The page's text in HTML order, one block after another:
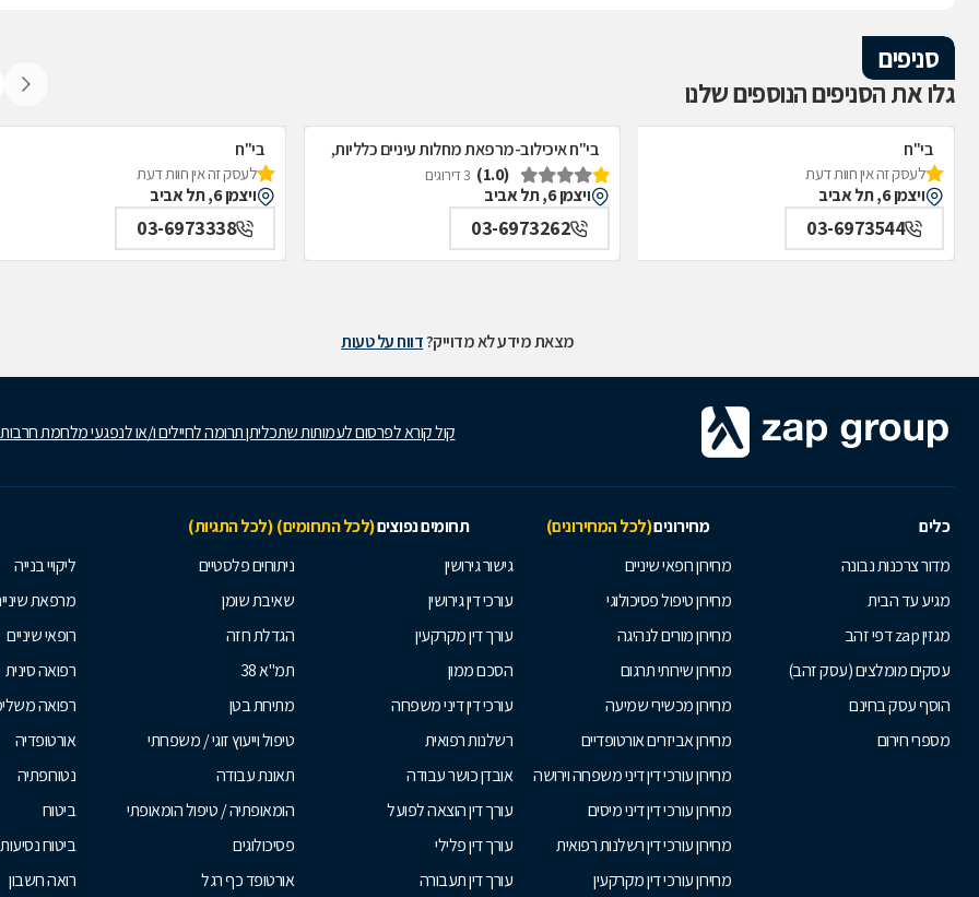
סניפים
גלו את הסניפים הנוספים שלנו
בי"ח
איכילוב-אף,אוזן,גרון,ניתוחי-ראש,צוואר,פה,לסתות-מערך,
תל אביב
לעסק זה אין חוות דעת
ויצמן 6, תל אביב
03-6973544
בי"ח איכילוב-מרפאת מחלות עיניים כלליות,
תל אביב
(1.0) 3 דירוגים
ויצמן 6, תל אביב
03-6973262
בי"ח
איכילוב-אף;אוזן;גרון;ניתוחי-
תל אביב
לעסק זה אין חוות דעת
ויצמן 6, תל אביב
03-6973338
מצאת מידע לא מדוייק?דווח על טעות
קול קורא לפרסום לעמותות שתכליתן תרומה לחיילים ו/או לנפגעי מלחמת
כלים מחירונים(לכל המחירונים) תחומים נפוצים(לכל התחומים) (לכל התגיות)
מדור צרכנות נבונה
מגיע עד הבית
מגזין zap דפי זהב
עסקים מומלצים (עסק זהב)
הוסף עסק בחינם
מספרי חירום
מחירון רופאי שיניים
מחירון טיפול פסיכולוגי
מחירון מורים לנהיגה
מחירון שירותי תרגום
מחירון מכשירי שמיעה
מחירון אביזרים אורטופדיים
מחירון עורכי דין דיני משפחה וירושה
מחירון עורכי דין דיני מיסים
מחירון עורכי דין רשלנות רפואית
מחירון עורכי דין מקרקעין
גישור גירושין
עורכי דין גירושין
עורך דין מקרקעין
הסכם ממון
עורכי דין דיני משפחה
רשלנות רפואית
אובדן כושר עבודה
עורך דין הוצאה לפועל
עורך דין פלילי
עורך דין תעבורה
ניתוחים פלסטיים
שאיבת שומן
הגדלת חזה
תמ"א 38
מתיחת בטן
טיפול וייעוץ זוגי / משפחתי
תאונת עבודה
הומאופתיה / טיפול הומאופתי
פסיכולוגים
אורטופד כף רגל
ליקויי בנייה
מרפאת
רופאי שיניים
רפואה סינית
רפואה
אורטופדיה
נטורופתיה
ביטוח
ביטוח
רואה חשבון